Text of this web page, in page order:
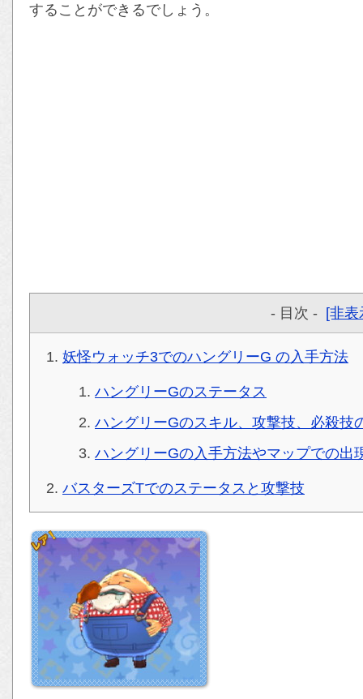
することができるでしょう。
- 目次 - [非表
妖怪ウォッチ3でのハングリーG の入手方法
ハングリーGのステータス
ハングリーGのスキル、攻撃技、必殺技
ハングリーGの入手方法やマップでの出
バスターズTでのステータスと攻撃技